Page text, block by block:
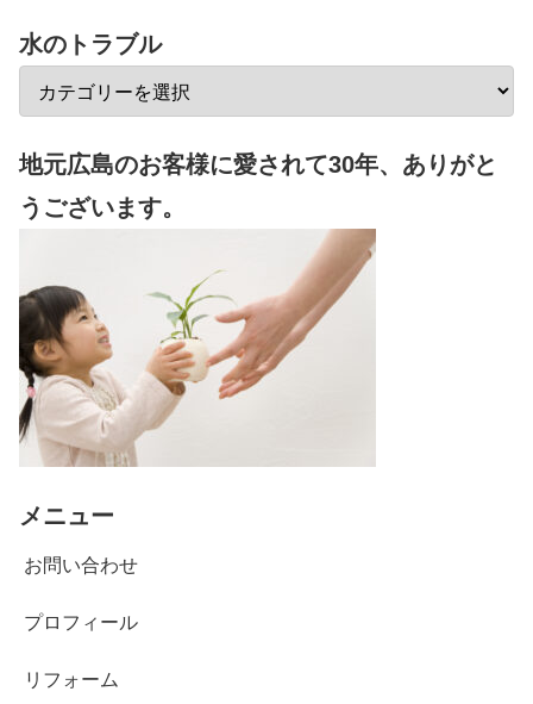
水のトラブル
地元広島のお客様に愛されて30年、ありがと
うございます。
メニュー
お問い合わせ
プロフィール
リフォーム